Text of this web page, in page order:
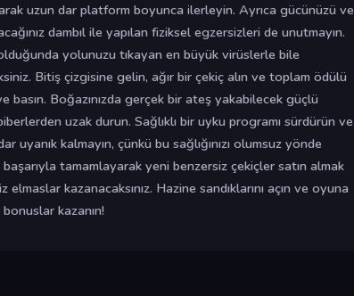
uzun dar platform boyunca ilerleyin. Ayrıca gücünüzü ve
dambıl ile yapılan fiziksel egzersizleri de unutmayın.
yolunuzu tıkayan en büyük virüslerle bile
Bitiş çizgisine gelin, ağır bir çekiç alın ve toplam ödülü
basın. Boğazınızda gerçek bir ateş yakabilecek güçlü
uzak durun. Sağlıklı bir uyku programı sürdürün ve
uyanık kalmayın, çünkü bu sağlığınızı olumsuz yönde
tamamlayarak yeni benzersiz çekiçler satın almak
kazanacaksınız. Hazine sandıklarını açın ve oyuna
kazanın!